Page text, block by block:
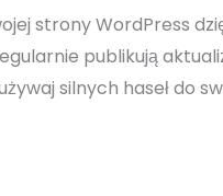
strony WordPress
publikują
silnych haseł do